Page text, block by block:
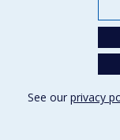
See our privacy